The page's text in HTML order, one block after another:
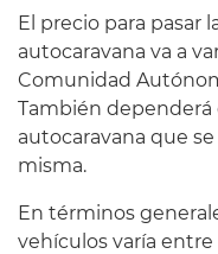
El precio para pasar
autocaravana va a
Comunidad
También dependerá
autocaravana que
misma.
En términos
vehículos varía entre